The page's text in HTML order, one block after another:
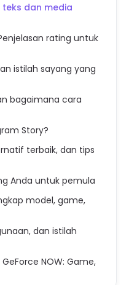
dan media
rating untuk
istilah sayang yang
bagaimana cara
Story?
terbaik, dan tips
Anda untuk pemula
model, game,
dan istilah
NOW: Game,